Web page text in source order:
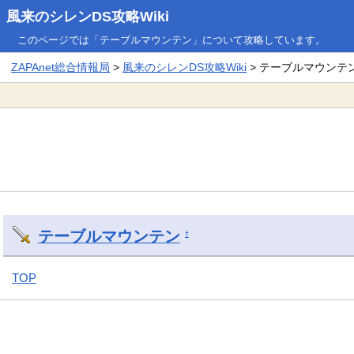
風来のシレンDS攻略Wiki
このページでは「テーブルマウンテン」について攻略しています。
ZAPAnet総合情報局 > 風来のシレンDS攻略Wiki > テーブルマウンテ
テーブルマウンテン †
TOP